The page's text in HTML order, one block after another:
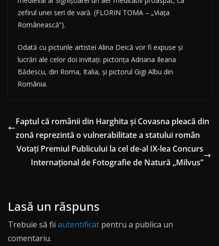
zefirul unei seri de vară. (FLORIN TOMA – „Viaţa
Românească”).
Odată cu picturile artistei Alina Deică vor fi expuse și
lucrări ale celor doi invitați: pictorița Adriana Ileana
Bădescu, din Roma, Italia, și pictorul Gigi Albu din
România.
Faptul că românii din Harghita și Covasna pleacă din
zonă reprezintă o vulnerabilitate a statului român
Votați Premiul Publicului la cel de-al IX-lea Concurs
Internațional de Fotografie de Natură „Milvus”
Lasă un răspuns
Trebuie să fii autentificat pentru a publica un
comentariu.